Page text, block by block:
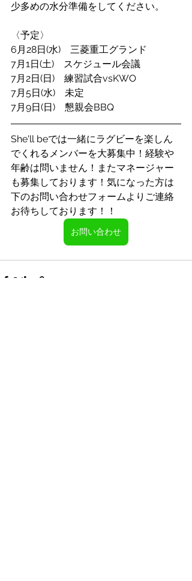
少多めの水分準備をしてください。
〈予定〉
6月28日(水)　三菱重工グランド
7月1日(土)　スケジュール会議
7月2日(日)　練習試合vsKWO
7月5日(水)　未定
7月9日(日)　懇親会BBQ
She'll beでは一緒にラグビーを楽しん
でくれるメンバーを大募集中！経験や
年齢は問いません！またマネージャー
も募集しております！気になった方は
下のお問い合わせフォームよりご連絡
お待ちしております！！
お問い合わせ